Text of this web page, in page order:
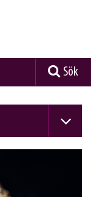
Sök